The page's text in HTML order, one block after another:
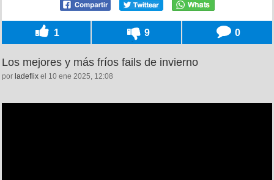
1 9 0
Los mejores y más fríos fails de invierno
por ladeflix el 10 ene 2025, 12:08